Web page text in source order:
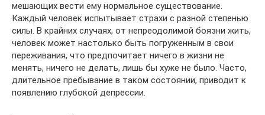
мешающих вести ему нормальное существование.
Каждый человек испытывает страхи с разной степенью
силы. В крайних случаях, от непреодолимой боязни жить,
человек может настолько быть погруженным в свои
переживания, что предпочитает ничего в жизни не
менять, ничего не делать, лишь бы хуже не было. Часто,
длительное пребывание в таком состоянии, приводит к
появлению глубокой депрессии.